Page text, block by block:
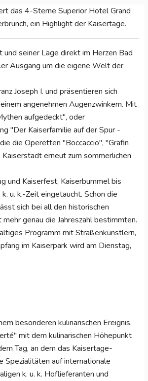
das 4-Sterne Superior Hotel Grand
ein Highlight der Kaisertage.
seiner Lage direkt im Herzen Bad
Ausgang um die eigene Welt der
Joseph I. und präsentieren sich
angenehmen Augenzwinkern. Mit
aufgedeckt", oder
"Der Kaiserfamilie auf der Spur -
die Operetten "Boccaccio", "Gräfin
erneut zum sommerlichen
und Kaiserfest, Kaiserbummel bis
u. k.-Zeit eingetaucht. Schon die
sich bei all den historischen
genau die Jahreszahl bestimmten.
Programm mit Straßenkünstlern,
im Kaiserpark wird am Dienstag,
besonderen kulinarischen Ereignis.
mit dem kulinarischen Höhepunkt
Tag, an dem das Kaisertage-
Spezialitäten auf internationale
k. u. k. Hoflieferanten und